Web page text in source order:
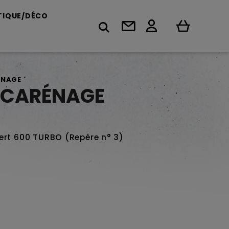
DÉCO
600 TURBO (Repère n° 3)